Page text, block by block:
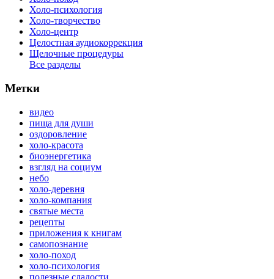
Холо-психология
Холо-творчество
Холо-центр
Целостная аудиокоррекция
Щелочные процедуры
Все разделы
Метки
видео
пища для души
оздоровление
холо-красота
биоэнергетика
взгляд на социум
небо
холо-деревня
холо-компания
святые места
рецепты
приложения к книгам
самопознание
холо-поход
холо-психология
полезные сладости